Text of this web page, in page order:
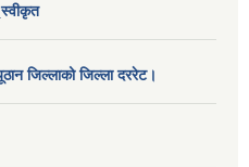
जिल्लाको जिल्ला दररेट।